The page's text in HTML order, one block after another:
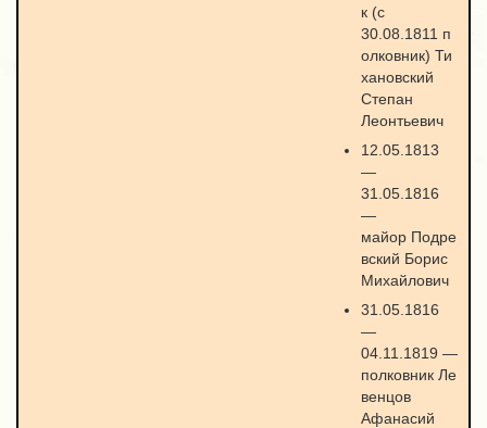
к (с
30.08.1811 п
олковник) Ти
хановский
Степан
Леонтьевич
12.05.1813
—
31.05.1816
—
майор Подре
вский Борис
Михайлович
31.05.1816
—
04.11.1819 —
полковник Ле
венцов
Афанасий